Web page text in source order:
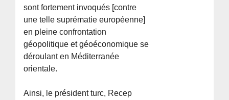
sont fortement invoqués [contre
une telle suprématie européenne]
en pleine confrontation
géopolitique et géoéconomique se
déroulant en Méditerranée
orientale.
Ainsi, le président turc, Recep